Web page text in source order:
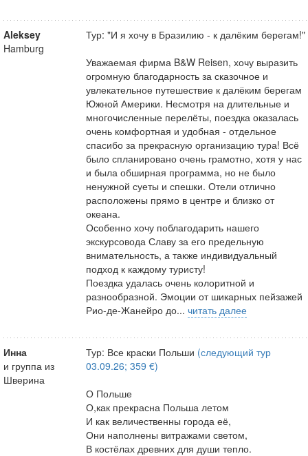
Aleksey
Hamburg
Тур: "И я хочу в Бразилию - к далёким берегам!"
Уважаемая фирма B&W Reisen, хочу выразить
огромную благодарность за сказочное и
увлекательное путешествие к далёким берегам
Южной Америки. Несмотря на длительные и
многочисленные перелёты, поездка оказалась
очень комфортная и удобная - отдельное
спасибо за прекрасную организацию тура! Всё
было спланировано очень грамотно, хотя у нас
и была обширная программа, но не было
ненужной суеты и спешки. Отели отлично
расположены прямо в центре и близко от
океана.
Особенно хочу поблагодарить нашего
экскурсовода Славу за его предельную
внимательность, а также индивидуальный
подход к каждому туристу!
Поездка удалась очень колоритной и
разнообразной. Эмоции от шикарных пейзажей
Рио-де-Жанейро до... читать далее
Инна
и группа из
Шверина
Тур: Все краски Польши (следующий тур
03.09.26; 359 €)
О Польше
О,как прекрасна Польша летом
И как величественны города её,
Они наполнены витражами светом,
В костёлах древних для души тепло.